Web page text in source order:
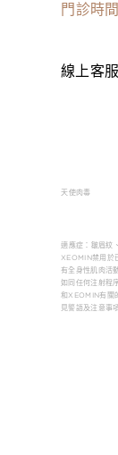
門診時
線上客服
天使肉毒
適應症：皺眉紋
XEOMIN禁用於
有全身性肌肉活
如同任何注射程
和XEOMIN有關
見警語及注意事